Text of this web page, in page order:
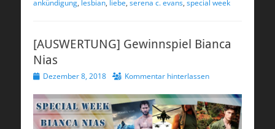
ankündigung, lesbian, liebe, serena c. evans, special week
[AUSWERTUNG] Gewinnspiel Bianca
Nias
Veröffentlicht
Dezember 8, 2018 Kommentar hinterlassen